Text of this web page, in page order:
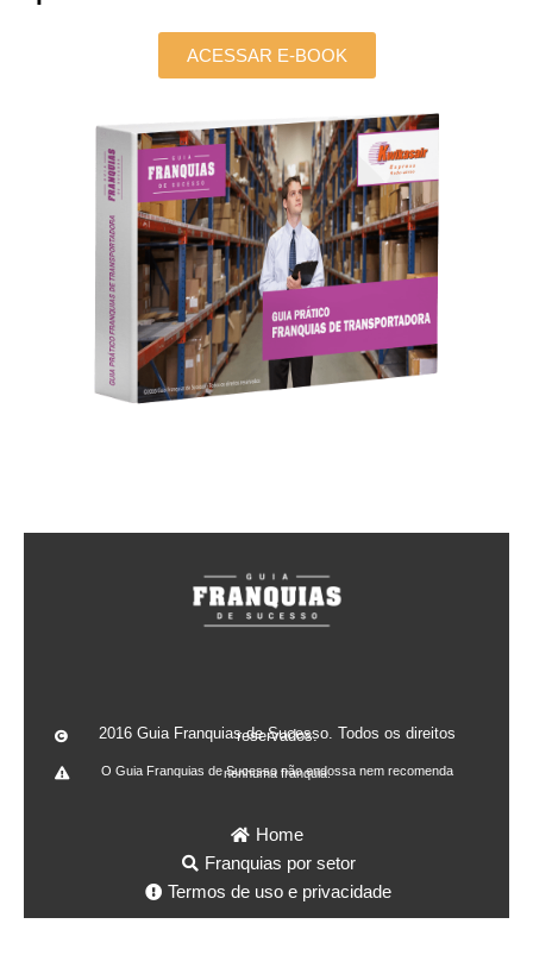
ACESSAR E-BOOK
2016 Guia Franquias de Sucesso. Todos os direitos reservados.
O Guia Franquias de Sucesso não endossa nem recomenda nenhuma franquia.
Home
Franquias por setor
Termos de uso e privacidade